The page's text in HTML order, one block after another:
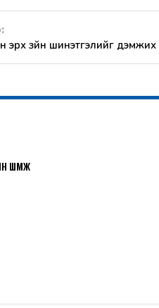
эрх зүйн шинэтгэлийг дэмжих
ШҮҮМЖ